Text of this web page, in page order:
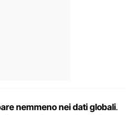
nemmeno nei dati globali.